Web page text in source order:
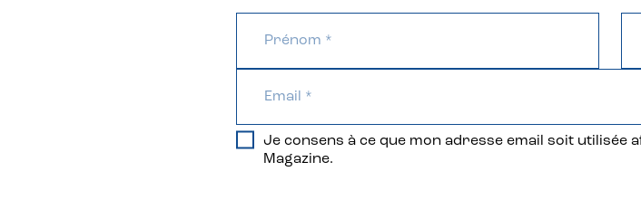
Je consens à ce que mon adresse email soit utilisée
Magazine.